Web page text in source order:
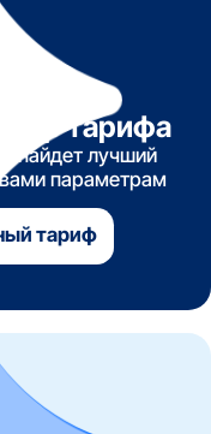
тарифа
найдет лучший
параметрам
тариф